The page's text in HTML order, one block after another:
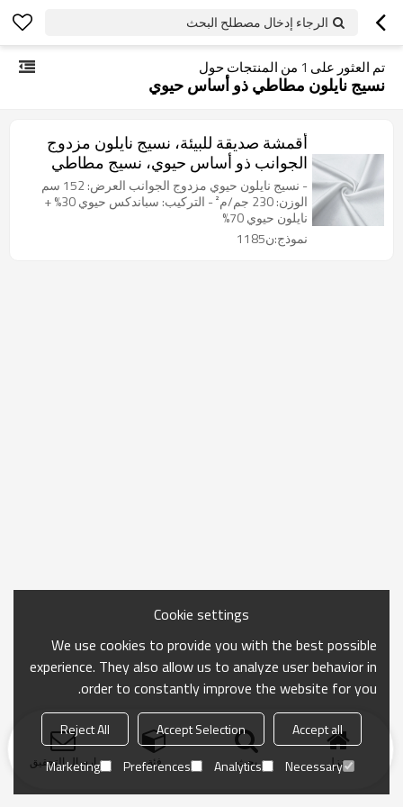
الرجاء إدخال مصطلح البحث
تم العثور على 1 من المنتجات حول
نسيج نايلون مطاطي ذو أساس حيوي
أقمشة صديقة للبيئة، نسيج نايلون مزدوج
الجوانب ذو أساس حيوي، نسيج مطاطي
صديق للبيئة
- نسيج نايلون حيوي مزدوج الجوانب العرض: 152 سم
الوزن: 230 جم/م² - التركيب: سباندكس حيوي 30% +
نايلون حيوي 70%
نموذج:ن1185
منزل بحث فئة ارسال التحقيق
Cookie settings
We use cookies to provide you with the best possible
experience. They also allow us to analyze user behavior in
order to constantly improve the website for you.
Accept all
Accept Selection
Reject All
Necessary
Analytics
Preferences
Marketing